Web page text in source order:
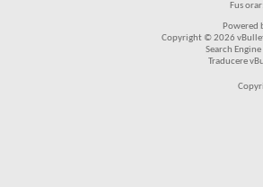
Fus
Powered
Copyright © 2026
Search
Traducere